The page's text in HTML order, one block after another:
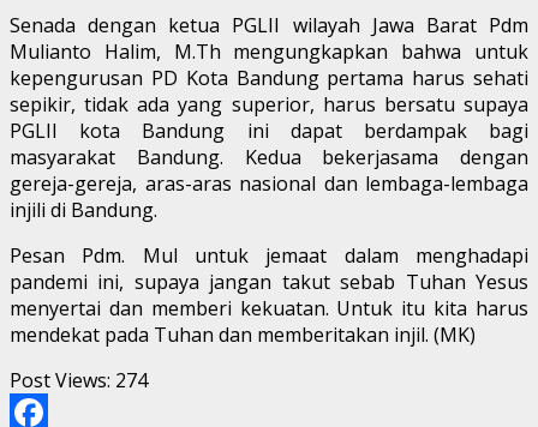
Senada dengan ketua PGLII wilayah Jawa Barat Pdm
Mulianto Halim, M.Th mengungkapkan bahwa untuk
kepengurusan PD Kota Bandung pertama harus sehati
sepikir, tidak ada yang superior, harus bersatu supaya
PGLII kota Bandung ini dapat berdampak bagi
masyarakat Bandung. Kedua bekerjasama dengan
gereja-gereja, aras-aras nasional dan lembaga-lembaga
injili di Bandung.
Pesan Pdm. Mul untuk jemaat dalam menghadapi
pandemi ini, supaya jangan takut sebab Tuhan Yesus
menyertai dan memberi kekuatan. Untuk itu kita harus
mendekat pada Tuhan dan memberitakan injil. (MK)
Post Views: 274